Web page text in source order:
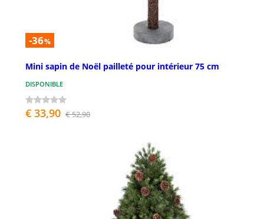
-36%
Mini sapin de Noël pailleté pour intérieur 75 cm
DISPONIBLE
€ 33,90 € 52,90